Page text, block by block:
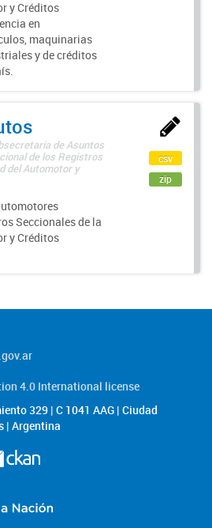
y Créditos
en
maquinarias
y de créditos
de Asuntos
de los Registros
del Automotor y
Seccionales de la
y Créditos
csv
zip
4.0 International license
329 | C 1041 AAG | Ciudad
| Argentina